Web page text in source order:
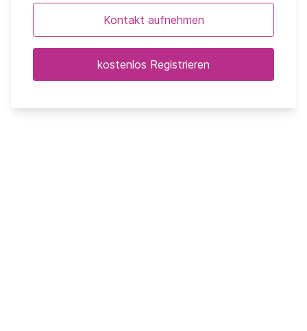
Kontakt aufnehmen
kostenlos Registrieren